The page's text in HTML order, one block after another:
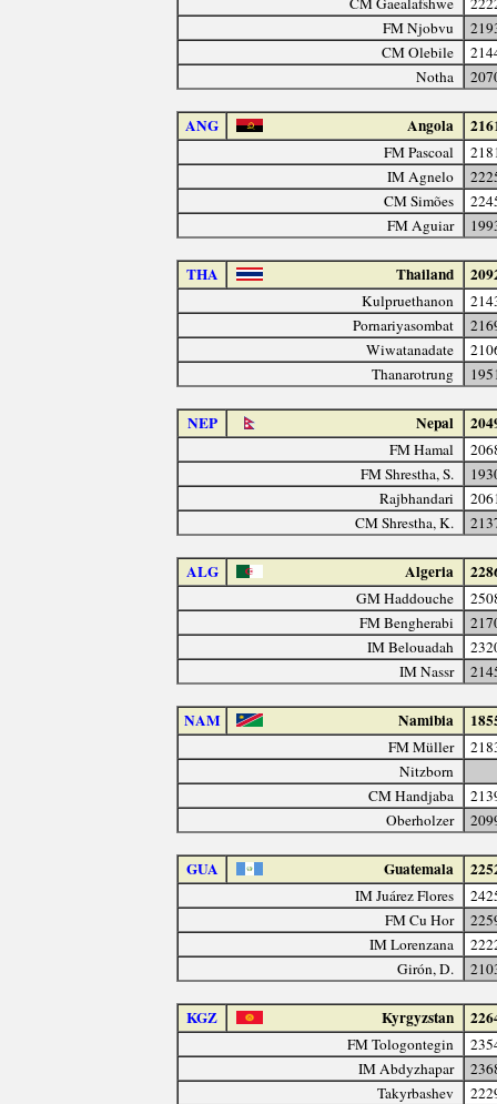
FM Njobvu
CM Olebile
Notha
ANG Angola
FM Pascoal
IM Agnelo
CM Simões
FM Aguiar
THA Thailand
Kulpruethanon
Pornariyasombat
Wiwatanadate
Thanarotrung
NEP Nepal
FM Hamal
FM Shrestha, S.
Rajbhandari
CM Shrestha, K.
ALG Algeria
GM Haddouche
FM Bengherabi
IM Belouadah
IM Nassr
NAM Namibia
FM Müller
Nitzborn
CM Handjaba
Oberholzer
GUA Guatemala
IM Juárez Flores
FM Cu Hor
IM Lorenzana
Girón, D.
KGZ Kyrgyzstan
FM Tologontegin
IM Abdyzhapar
Takyrbashev